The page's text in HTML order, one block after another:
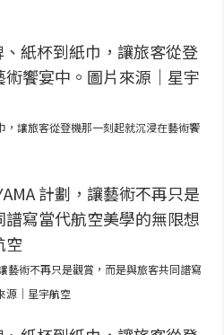
，讓旅客從登機那一刻起就沉浸在藝術饗
藝術不再只是觀賞，而是與旅客共同譜寫
源｜星宇航空